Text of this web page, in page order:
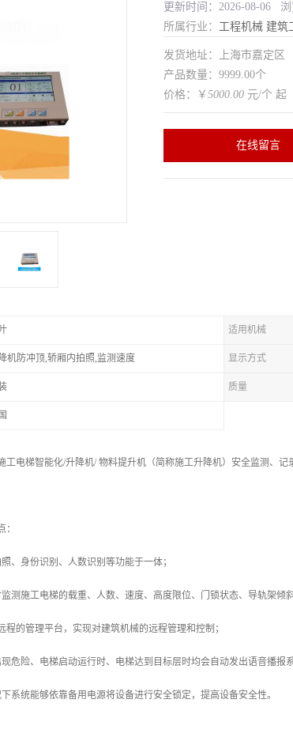
更新时间：2026-08-06 浏
所属行业： 工程机械 建筑
发货地址：上海市嘉定区
产品数量：9999.00个
价格：￥ 5000.00 元/个 起
在线留言
适用机械
机防冲顶,轿厢内拍照,监测速度 显示方式
质量
工电梯智能化/升降机/ 物料提升机（简称施工升降机）安全监测、
、身份识别、人数识别等功能于一体；
测施工电梯的载重、人数、速度、高度限位、门锁状态、导轨架
的管理平台，实现对建筑机械的远程管理和控制；
危险、电梯启动运行时、电梯达到目标层时均会自动发出语音播报
系统能够依靠备用电源将设备进行安全锁定，提高设备安全性。